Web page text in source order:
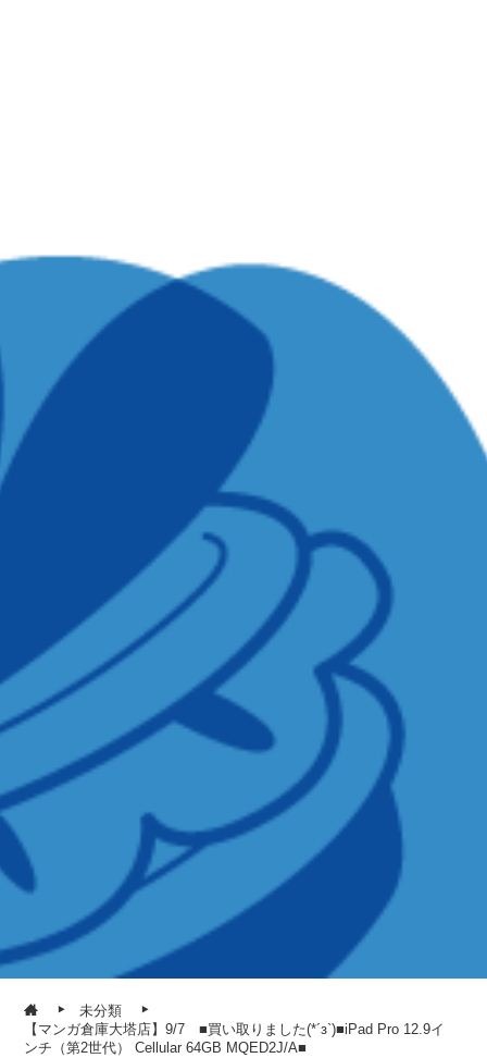
未分類
【マンガ倉庫大塔店】9/7 ■買い取りました(*´з`)■iPad Pro 12.9イ
ンチ（第2世代） Cellular 64GB MQED2J/A■